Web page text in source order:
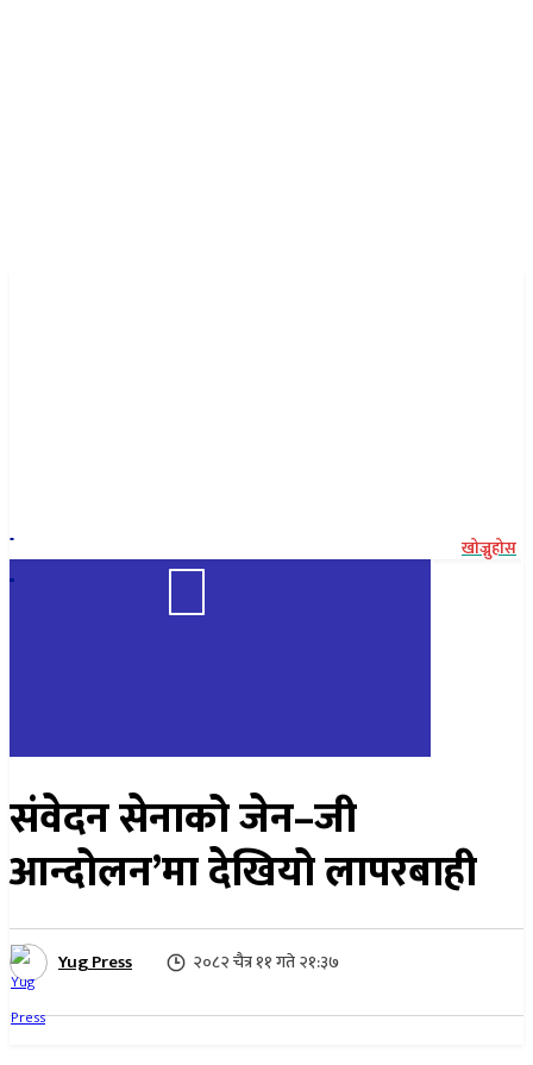
खोज्नुहोस
संवेदन सेनाको जेन–जी
आन्दोलन’मा देखियो लापरबाही
Yug Press २०८२ चैत्र ११ गते २१:३७